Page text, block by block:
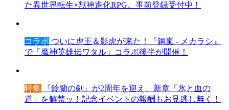
た異世界転生×獣神進化RPG。事前登録受付中！
コラボ ついに虎王＆影虎が来た！『鋼嵐 - メカラシ』
で「魔神英雄伝ワタル」コラボ後半が開催！
特集 『鈴蘭の剣』が2周年を迎え、新章「氷と血の
道」を解禁ッ！記念イベントの報酬もお見逃し無く！